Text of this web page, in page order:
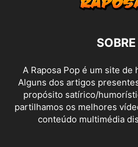
A Raposa Pop é um site
Alguns dos artigos
propósito satírico/
partilhamos os melhores
conteúdo multimédia